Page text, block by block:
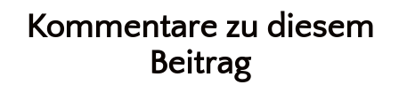
Kommentare zu diesem
Beitrag